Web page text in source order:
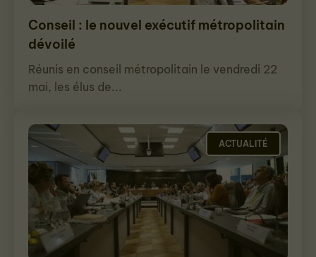
Conseil : le nouvel exécutif métropolitain
dévoilé
Réunis en conseil métropolitain le vendredi 22
mai, les élus de...
ACTUALITÉ